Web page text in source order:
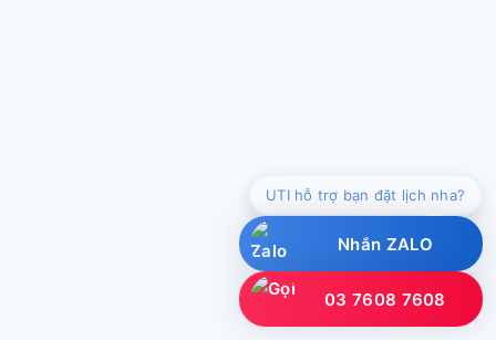
UTI hỗ trợ bạn đặt lịch nha?
Nhắn ZALO
03 7608 7608